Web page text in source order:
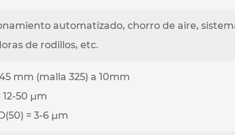
automatizado, chorro de aire,
de rodillos, etc.
mm (malla 325) a 10mm
50 μm
= 3-6 μm